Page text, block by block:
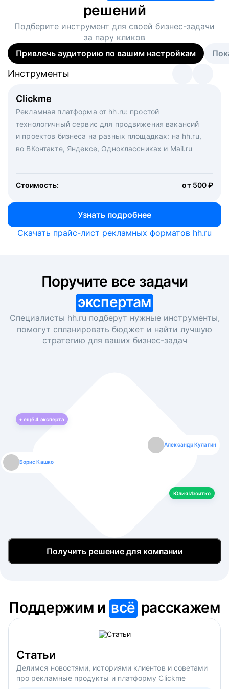
решений
Подберите инструмент для своей бизнес-задачи
за пару кликов
Привлечь аудиторию по вашим настройкам
Clickme
Рекламная платформа от hh.ru: простой
технологичный сервис для продвижения вакансий
и проектов бизнеса на разных площадках: на hh.ru,
во ВКонтакте, Яндексе, Одноклассниках и Mail.ru
Стоимость: от 500 ₽
Узнать подробнее
Инструменты
Вакансия дня
Рекламный формат для вакансий на главной странице
hh.ru. Увеличивает количество откликов
Инструменты
Массовый подбор под ключ. Решите, сколько
кандидатов и когда вам нужно, и за дело возьмутся
маркетологи, рекрутеры и проектные менеджеры
hh.ru с целым набором digital-инструментов
Инструменты
Скачать прайс-лист рекламных форматов hh.ru
экспертам
Специалисты hh.ru подберут нужные инструменты,
помогут спланировать бюджет и найти лучшую
стратегию для ваших бизнес-задач
+ ещё4 эксперта
Борис Кашко
Александр Кулагин
Юлия Изоитко
Юлия Изоитко
Даниил Макаров
Александр Кулагин
Екатерина Лазаренко
Даниил Макаров
Борис Кашко
Екатерина Лазаренко
Юлия Изоитко
Получить решение для компании
Поддержим ивсё расскажем
Статьи
Делимся новостями, историями клиентов и советами
про рекламные продукты и платформу Clickme